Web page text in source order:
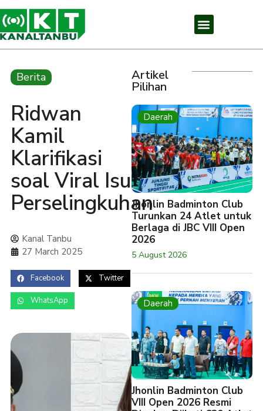
Berita
Ridwan
Kamil
Klarifikasi
soal Viral Isu
Perselingkuhan
Kanal Tanbu
27 March 2025
Facebook Twitter
WhatsApp
Artikel
Pilihan
Daerah
Jhonlin Badminton Club
Turunkan 24 Atlet untuk
Berlaga di JBC VIII Open
2026
5 August 2026
Daerah
Jhonlin Badminton Club
VIII Open 2026 Resmi